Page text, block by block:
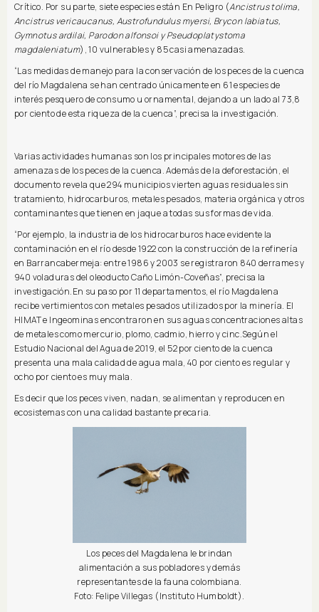
Crítico. Por su parte, siete especies están En Peligro (Ancistrus tolima,
Ancistrus vericaucanus, Austrofundulus myersi, Brycon labiatus,
Gymnotus ardilai, Parodon alfonsoi y Pseudoplatystoma
magdaleniatum), 10 vulnerables y 85 casi amenazadas.
“Las medidas de manejo para la conservación de los peces de la cuenca
del río Magdalena se han centrado únicamente en 61 especies de
interés pesquero de consumo u ornamental, dejando a un lado al 73,8
por ciento de esta riqueza de la cuenca”, precisa la investigación.
Varias actividades humanas son los principales motores de las
amenazas de los peces de la cuenca. Además de la deforestación, el
documento revela que 294 municipios vierten aguas residuales sin
tratamiento, hidrocarburos, metales pesados, materia orgánica y otros
contaminantes que tienen en jaque a todas sus formas de vida.
“Por ejemplo, la industria de los hidrocarburos hace evidente la
contaminación en el río desde 1922 con la construcción de la refinería
en Barrancabermeja: entre 1986 y 2003 se registraron 840 derrames y
940 voladuras del oleoducto Caño Limón-Coveñas”, precisa la
investigación.En su paso por 11 departamentos, el río Magdalena
recibe vertimientos con metales pesados utilizados por la minería. El
HIMAT e Ingeominas encontraron en sus aguas concentraciones altas
de metales como mercurio, plomo, cadmio, hierro y cinc.Según el
Estudio Nacional del Agua de 2019, el 52 por ciento de la cuenca
presenta una mala calidad de agua mala, 40 por ciento es regular y
ocho por ciento es muy mala.
Es decir que los peces viven, nadan, se alimentan y reproducen en
ecosistemas con una calidad bastante precaria.
Los peces del Magdalena le brindan
alimentación a sus pobladores y demás
representantes de la fauna colombiana.
Foto: Felipe Villegas (Instituto Humboldt).